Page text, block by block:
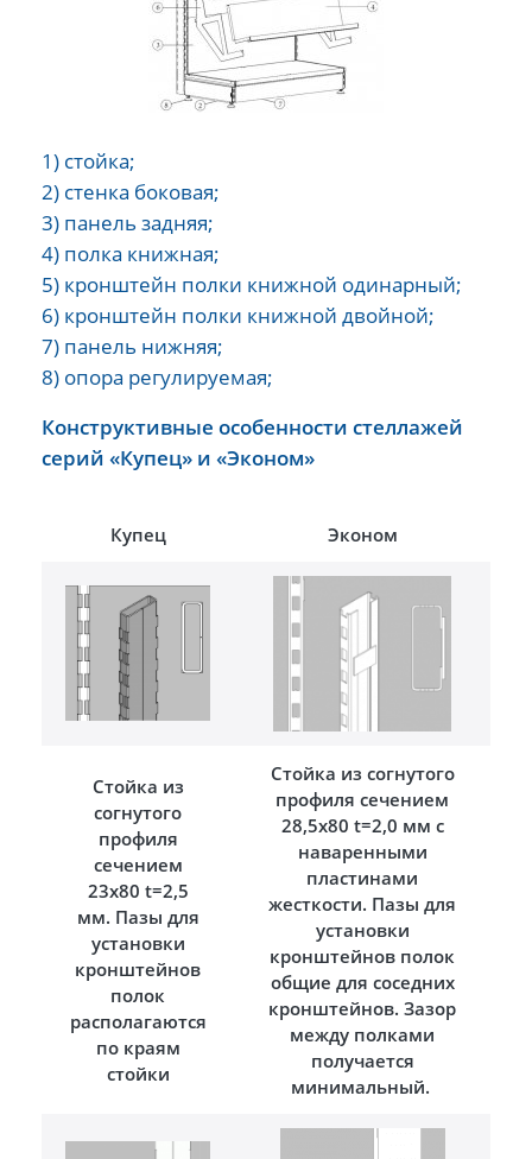
1) стойка;
2) стенка боковая;
3) панель задняя;
4) полка книжная;
5) кронштейн полки книжной одинарный;
6) кронштейн полки книжной двойной;
7) панель нижняя;
8) опора регулируемая;
Конструктивные особенности стеллажей
серий «Купец» и «Эконом»
Купец Эконом
Стойка из
согнутого
профиля
сечением
23х80 t=2,5
мм. Пазы для
установки
кронштейнов
полок
располагаются
по краям
стойки
Стойка из согнутого
профиля сечением
28,5х80 t=2,0 мм с
наваренными
пластинами
жесткости. Пазы для
установки
кронштейнов полок
общие для соседних
кронштейнов. Зазор
между полками
получается
минимальный.